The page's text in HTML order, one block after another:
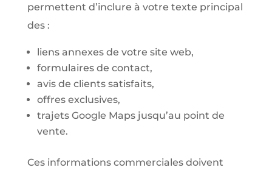
permettent d’inclure à votre texte principal
des :
liens annexes de votre site web,
formulaires de contact,
avis de clients satisfaits,
offres exclusives,
trajets Google Maps jusqu’au point de
vente.
Ces informations commerciales doivent